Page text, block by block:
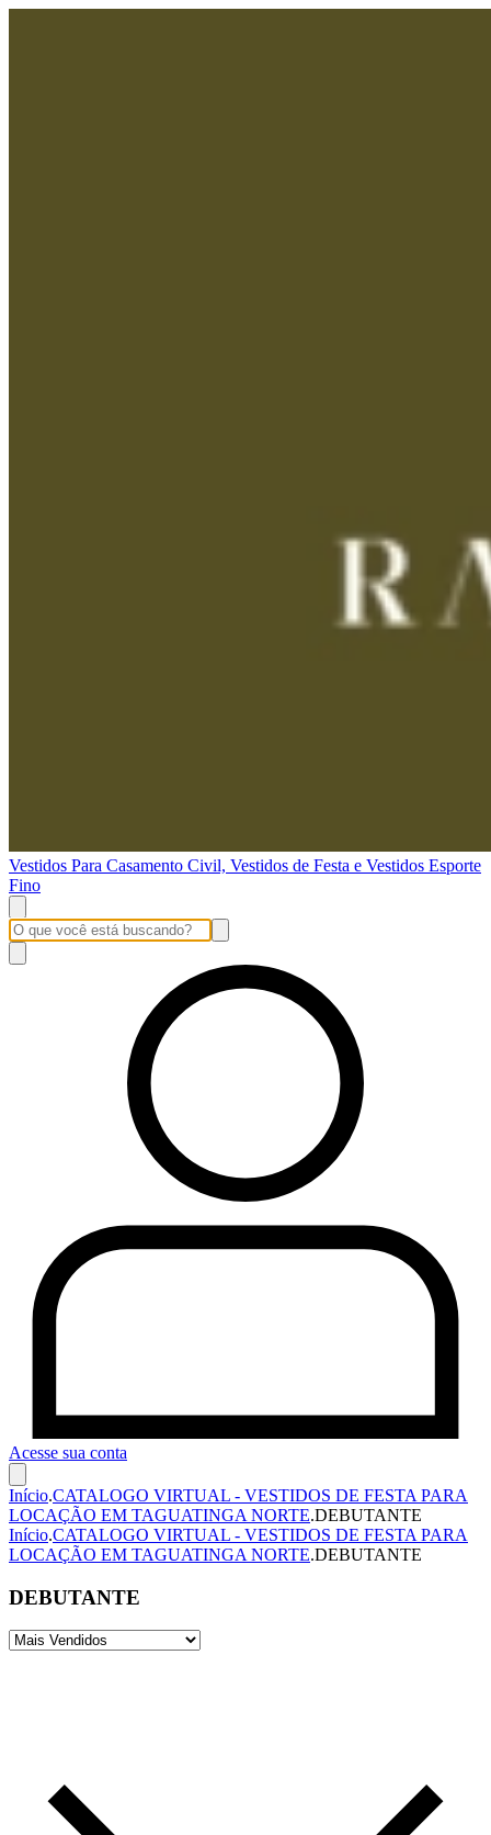
Vestidos Para Casamento Civil, Vestidos de Festa e Vestidos Esporte
Fino
Acesse sua conta
Início.CATALOGO VIRTUAL - VESTIDOS DE FESTA PARA
LOCAÇÃO EM TAGUATINGA NORTE.DEBUTANTE
Início.CATALOGO VIRTUAL - VESTIDOS DE FESTA PARA
LOCAÇÃO EM TAGUATINGA NORTE.DEBUTANTE
DEBUTANTE